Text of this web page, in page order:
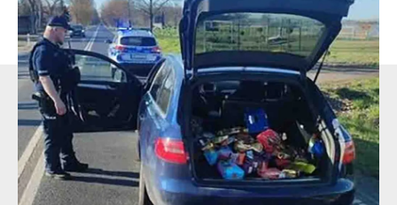
konsekwencji swojego czynu usiłował przekupić policjantów
proponując im łapówkę.
- Reklama -